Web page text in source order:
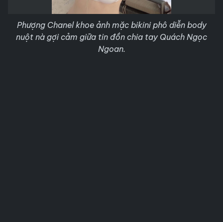
Phượng Chanel khoe ảnh mặc bikini phô diễn body
nuột nà gợi cảm giữa tin đồn chia tay Quách Ngọc
Ngoan.